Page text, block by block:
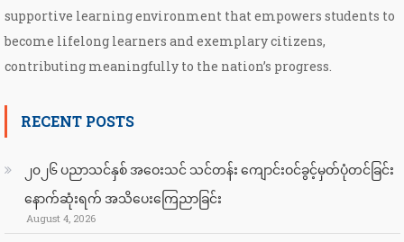
supportive learning environment that empowers students to
become lifelong learners and exemplary citizens,
contributing meaningfully to the nation’s progress.
RECENT POSTS
၂၀၂၆ ပညာသင်နှစ် အဝေးသင် သင်တန်း ကျောင်းဝင်ခွင့်မှတ်ပုံတင်ခြင်း
နောက်ဆုံးရက် အသိပေးကြေညာခြင်း
August 4, 2026